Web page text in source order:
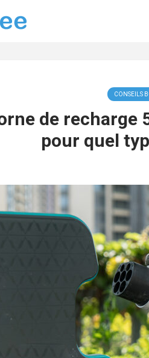
CONSEILS
de recharge
pour quel